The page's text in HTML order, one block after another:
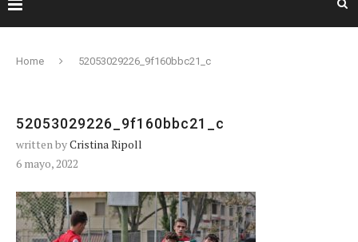
Home 52053029226_9f160bbc21_c
52053029226_9f160bbc21_c
written byCristina Ripoll
6 mayo, 2022